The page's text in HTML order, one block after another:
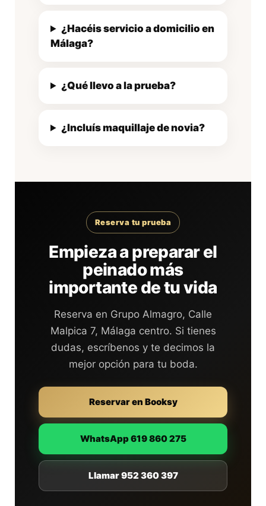
¿Hacéis servicio a domicilio en
Málaga?
¿Qué llevo a la prueba?
¿Incluís maquillaje de novia?
Reserva tu prueba
Empieza a preparar el
peinado más
importante de tu vida
Reserva en Grupo Almagro, Calle
Malpica 7, Málaga centro. Si tienes
dudas, escríbenos y te decimos la
mejor opción para tu boda.
Reservar en Booksy
WhatsApp 619 860 275
Llamar 952 360 397